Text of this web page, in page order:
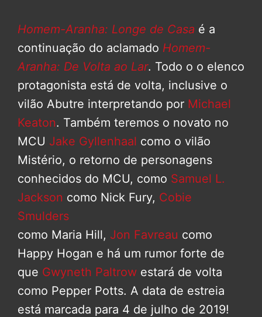
Homem-Aranha: Longe de Casa é a
continuação do aclamado Homem-
Aranha: De Volta ao Lar. Todo o o elenco
protagonista está de volta, inclusive o
vilão Abutre interpretando por Michael
Keaton. Também teremos o novato no
MCU Jake Gyllenhaal como o vilão
Mistério, o retorno de personagens
conhecidos do MCU, como Samuel L.
Jackson como Nick Fury, Cobie
Smulders
como Maria Hill, Jon Favreau como
Happy Hogan e há um rumor forte de
que Gwyneth Paltrow estará de volta
como Pepper Potts. A data de estreia
está marcada para 4 de julho de 2019!